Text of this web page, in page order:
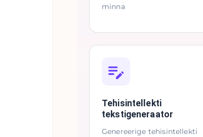
minna
Tehisintellekti
tekstigeneraator
Genereerige tehisintellekti